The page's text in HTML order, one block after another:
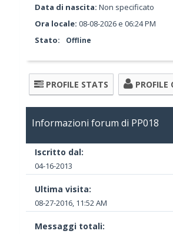
Data di nascita: Non specificato
Ora locale: 08-08-2026 e 06:24 PM
Stato:
Offline
PROFILE STATS PROFILE
Informazioni forum di PP018
Iscritto dal:
04-16-2013
Ultima visita:
08-27-2016, 11:52 AM
Messaggi totali: